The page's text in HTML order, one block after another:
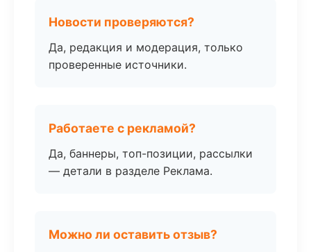
Новости проверяются?
Да, редакция и модерация, только
проверенные источники.
Работаете с рекламой?
Да, баннеры, топ-позиции, рассылки
— детали в разделе Реклама.
Можно ли оставить отзыв?